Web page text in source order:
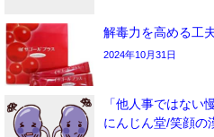
解毒力を高める工
2024年10月31日
「他人事ではない
にんじん堂/笑顔の